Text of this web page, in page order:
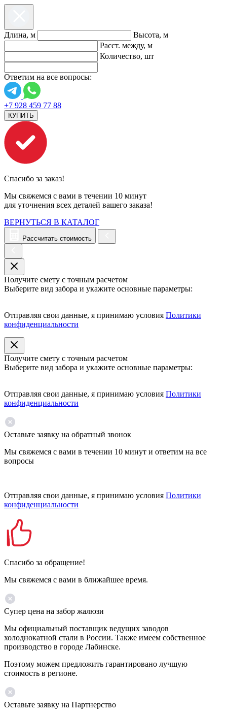
Длина, м
Высота, м
Расст. между, м
Количество, шт
Ответим на все вопросы:
+7 928 459 77 88
КУПИТЬ
Спасибо за заказ!
Мы свяжемся с вами в течении 10 минут
для уточнения всех деталей вашего заказа!
ВЕРНУТЬСЯ В КАТАЛОГ
Рассчитать стоимость
Получите смету с точным расчетом
Выберите вид забора и укажите основные параметры:
Отправляя свои данные, я принимаю условия Политики
конфиденциальности
Получите смету с точным расчетом
Выберите вид забора и укажите основные параметры:
Отправляя свои данные, я принимаю условия Политики
конфиденциальности
Оставьте заявку на обратный звонок
Мы свяжемся с вами в течении 10 минут и ответим на все
вопросы
Отправляя свои данные, я принимаю условия Политики
конфиденциальности
Спасибо за обращение!
Мы свяжемся с вами в ближайшее время.
Супер цена на забор жалюзи
Мы официальный поставщик ведущих заводов
холоднокатной стали в России. Также имеем собственное
производство в городе Лабинске.
Поэтому можем предложить гарантировано лучшую
стоимость в регионе.
Оставьте заявку на Партнерство